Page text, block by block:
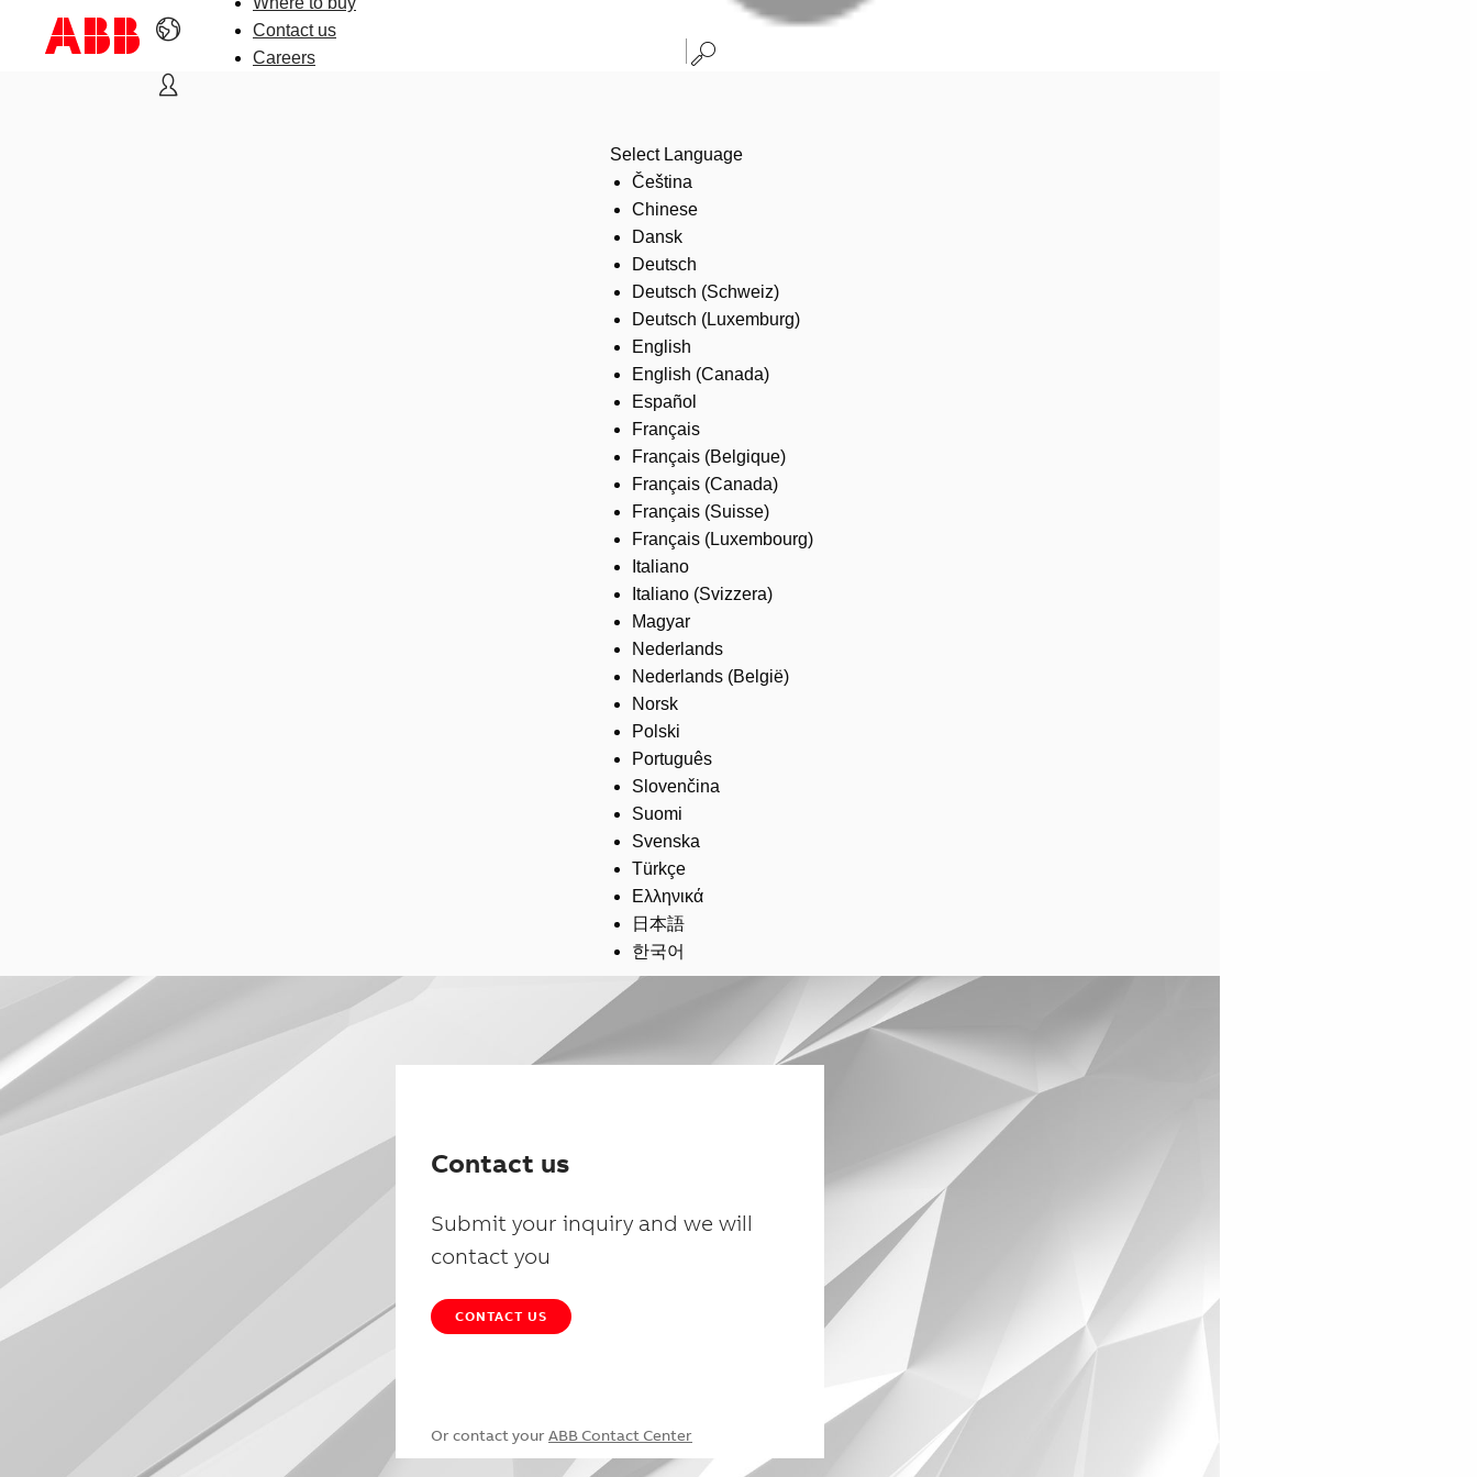
Contact us
Careers
Select Language
Čeština
Chinese
Dansk
Deutsch
Deutsch (Schweiz)
Deutsch (Luxemburg)
English
English (Canada)
Español
Français
Français (Belgique)
Français (Canada)
Français (Suisse)
Français (Luxembourg)
Italiano
Italiano (Svizzera)
Magyar
Nederlands
Nederlands (België)
Norsk
Polski
Português
Slovenčina
Suomi
Svenska
Türkçe
Ελληνικά
日本語
한국어
Contact us
Submit your inquiry and we will
contact you
CONTACT US
Or contact your ABB Contact Center